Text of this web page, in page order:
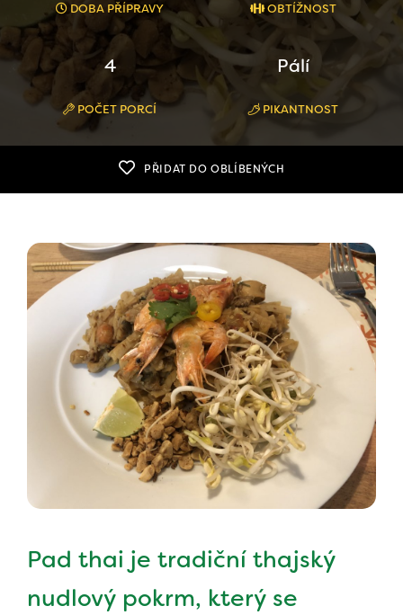
DOBA PŘÍPRAVY OBTÍŽNOST
4
POČET PORCÍ
Pálí
PIKANTNOST
PŘIDAT DO OBLÍBENÝCH
Pad thai je tradiční thajský
nudlový pokrm, který se